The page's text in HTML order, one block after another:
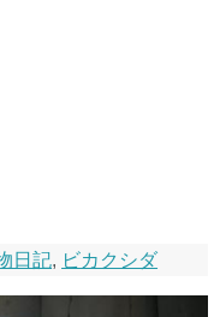
日記, ビカクシダ